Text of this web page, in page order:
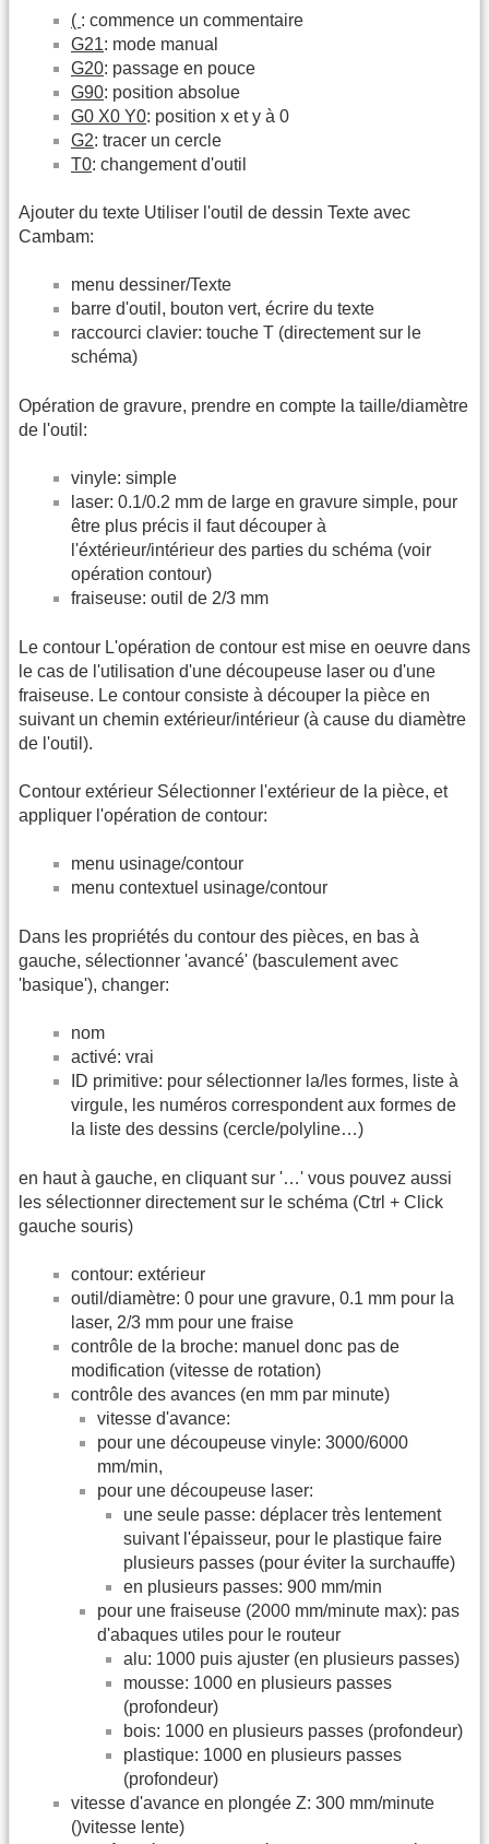
( : commence un commentaire
G21: mode manual
G20: passage en pouce
G90: position absolue
G0 X0 Y0: position x et y à 0
G2: tracer un cercle
T0: changement d'outil
Ajouter du texte Utiliser l'outil de dessin Texte avec
Cambam:
menu dessiner/Texte
barre d'outil, bouton vert, écrire du texte
raccourci clavier: touche T (directement sur le
schéma)
Opération de gravure, prendre en compte la taille/diamètre
de l'outil:
vinyle: simple
laser: 0.1/0.2 mm de large en gravure simple, pour
être plus précis il faut découper à
l'éxtérieur/intérieur des parties du schéma (voir
opération contour)
fraiseuse: outil de 2/3 mm
Le contour L'opération de contour est mise en oeuvre dans
le cas de l'utilisation d'une découpeuse laser ou d'une
fraiseuse. Le contour consiste à découper la pièce en
suivant un chemin extérieur/intérieur (à cause du diamètre
de l'outil).
Contour extérieur Sélectionner l'extérieur de la pièce, et
appliquer l'opération de contour:
menu usinage/contour
menu contextuel usinage/contour
Dans les propriétés du contour des pièces, en bas à
gauche, sélectionner 'avancé' (basculement avec
'basique'), changer:
nom
activé: vrai
ID primitive: pour sélectionner la/les formes, liste à
virgule, les numéros correspondent aux formes de
la liste des dessins (cercle/polyline…)
en haut à gauche, en cliquant sur '…' vous pouvez aussi
les sélectionner directement sur le schéma (Ctrl + Click
gauche souris)
contour: extérieur
outil/diamètre: 0 pour une gravure, 0.1 mm pour la
laser, 2/3 mm pour une fraise
contrôle de la broche: manuel donc pas de
modification (vitesse de rotation)
contrôle des avances (en mm par minute)
vitesse d'avance:
pour une découpeuse vinyle: 3000/6000
mm/min,
pour une découpeuse laser:
une seule passe: déplacer très lentement
suivant l'épaisseur, pour le plastique faire
plusieurs passes (pour éviter la surchauffe)
en plusieurs passes: 900 mm/min
pour une fraiseuse (2000 mm/minute max): pas
d'abaques utiles pour le routeur
alu: 1000 puis ajuster (en plusieurs passes)
mousse: 1000 en plusieurs passes
(profondeur)
bois: 1000 en plusieurs passes (profondeur)
plastique: 1000 en plusieurs passes
(profondeur)
vitesse d'avance en plongée Z: 300 mm/minute
()vitesse lente)